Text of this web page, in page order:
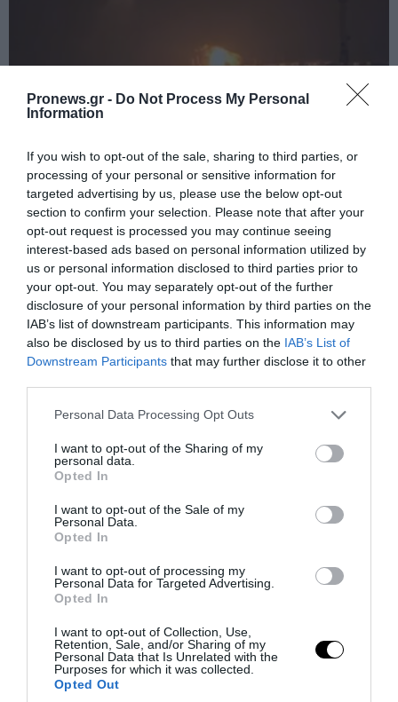
Pronews.gr - Do Not Process My Personal
Information
If you wish to opt-out of the sale, sharing to third parties, or
processing of your personal or sensitive information for
targeted advertising by us, please use the below opt-out
section to confirm your selection. Please note that after your
opt-out request is processed you may continue seeing
interest-based ads based on personal information utilized by
us or personal information disclosed to third parties prior to
your opt-out. You may separately opt-out of the further
disclosure of your personal information by third parties on the
IAB’s list of downstream participants. This information may
also be disclosed by us to third parties on the IAB’s List of
Downstream Participants that may further disclose it to other
Please note that this website/app uses one or more Google
not limited to your visit or usage behaviour. You may click to
grant or deny consent to Google and its third-party tags to
use your data for below specified purposes in below Google
consent section.
Personal Data Processing Opt Outs
I want to opt-out of the Sharing of my
personal data.
Opted In
I want to opt-out of the Sale of my
Personal Data.
Opted In
I want to opt-out of processing my
Personal Data for Targeted Advertising.
Opted In
I want to opt-out of Collection, Use,
Retention, Sale, and/or Sharing of my
Personal Data that Is Unrelated with the
Purposes for which it was collected.
Opted Out
PRONEWS.GR /ΕΝΟΠΛΕΣ ΣΥΓΚΡΟΥΣΕΙΣ
Σφοδρή ουκρανική επίθεση προκάλεσε
εκτεταμένες πυρκαγιές σε διυλιστήριο
και υποδομές της ρωσικής Rosneft
(βίντεο)
08.08.2026 | 11:42
PRONEWS.GR /ΕΝΟΠΛΕΣ ΣΥΓΚΡΟΥΣΕΙΣ
Βίντεο: Ρωσική βόμβα FAB-3000
«εξαφανίζει από τον χάρτη» σημείο
διέλευσης των ουκρανικών δυνάμεων
στην Ζαπορίζια